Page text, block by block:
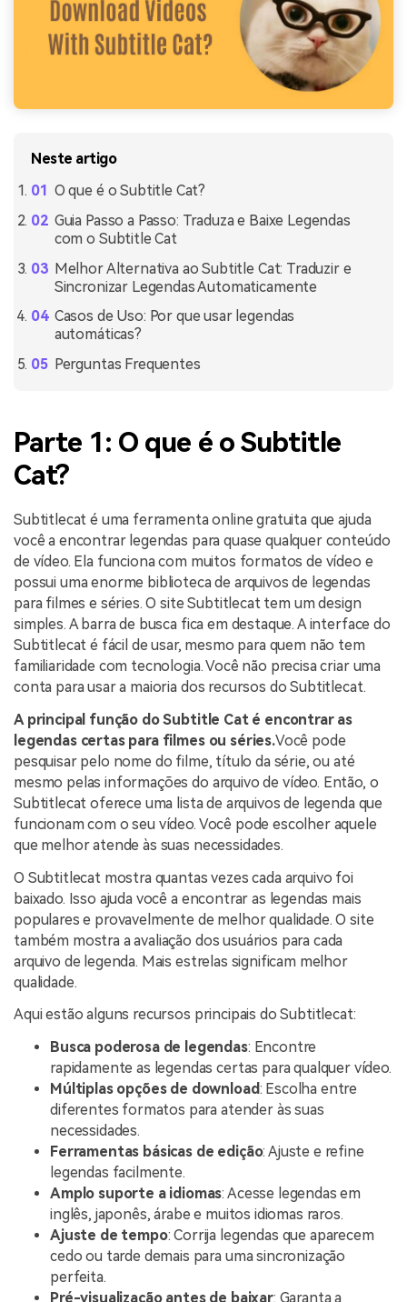
Neste artigo
O que é o Subtitle Cat?
Guia Passo a Passo: Traduza e Baixe Legendas
com o Subtitle Cat
Melhor Alternativa ao Subtitle Cat: Traduzir e
Sincronizar Legendas Automaticamente
Casos de Uso: Por que usar legendas
automáticas?
Perguntas Frequentes
Parte 1: O que é o Subtitle
Cat?
Subtitlecat é uma ferramenta online gratuita que ajuda
você a encontrar legendas para quase qualquer conteúdo
de vídeo. Ela funciona com muitos formatos de vídeo e
possui uma enorme biblioteca de arquivos de legendas
para filmes e séries. O site Subtitlecat tem um design
simples. A barra de busca fica em destaque. A interface do
Subtitlecat é fácil de usar, mesmo para quem não tem
familiaridade com tecnologia. Você não precisa criar uma
conta para usar a maioria dos recursos do Subtitlecat.
A principal função do Subtitle Cat é encontrar as
legendas certas para filmes ou séries.Você pode
pesquisar pelo nome do filme, título da série, ou até
mesmo pelas informações do arquivo de vídeo. Então, o
Subtitlecat oferece uma lista de arquivos de legenda que
funcionam com o seu vídeo. Você pode escolher aquele
que melhor atende às suas necessidades.
O Subtitlecat mostra quantas vezes cada arquivo foi
baixado. Isso ajuda você a encontrar as legendas mais
populares e provavelmente de melhor qualidade. O site
também mostra a avaliação dos usuários para cada
arquivo de legenda. Mais estrelas significam melhor
qualidade.
Aqui estão alguns recursos principais do Subtitlecat:
Busca poderosa de legendas: Encontre
rapidamente as legendas certas para qualquer vídeo.
Múltiplas opções de download: Escolha entre
diferentes formatos para atender às suas
necessidades.
Ferramentas básicas de edição: Ajuste e refine
legendas facilmente.
Amplo suporte a idiomas: Acesse legendas em
inglês, japonês, árabe e muitos idiomas raros.
Ajuste de tempo: Corrija legendas que aparecem
cedo ou tarde demais para uma sincronização
perfeita.
Pré-visualização antes de baixar: Garanta a